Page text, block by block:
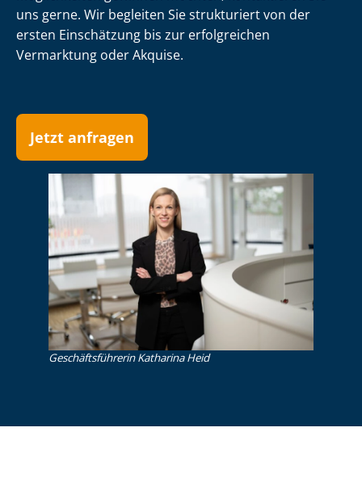
uns gerne. Wir begleiten Sie strukturiert von der
ersten Einschätzung bis zur erfolgreichen
Vermarktung oder Akquise.
Jetzt anfragen
Ge­schäfts­füh­re­rin Katharina Heid